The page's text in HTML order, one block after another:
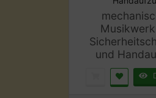
und